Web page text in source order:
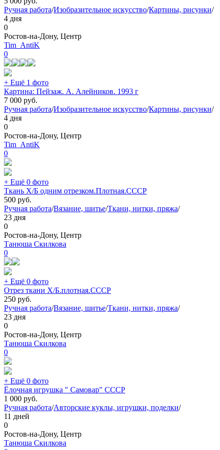
Ручная работа/Изобразительное искусство/Картины, рисунки/
4 дня
0
Ростов-на-Дону, Центр
Tim_AntiK
0
+ Ещё 1 фото
Картина: Пейзаж. А. Алейников. 1993 г
7 000 руб.
Ручная работа/Изобразительное искусство/Картины, рисунки/
4 дня
0
Ростов-на-Дону, Центр
Tim_AntiK
0
+ Ещё 0 фото
Ткань Х/Б одним отрезком.Плотная.СССР
500 руб.
Ручная работа/Вязание, шитье/Ткани, нитки, пряжа/
23 дня
0
Ростов-на-Дону, Центр
Танюша Скилкова
0
+ Ещё 0 фото
Отрез ткани Х/Б.плотная.СССР
250 руб.
Ручная работа/Вязание, шитье/Ткани, нитки, пряжа/
23 дня
0
Ростов-на-Дону, Центр
Танюша Скилкова
0
+ Ещё 0 фото
Ёлочная игрушка " Самовар" СССР
1 000 руб.
Ручная работа/Авторские куклы, игрушки, поделки/
11 дней
0
Ростов-на-Дону, Центр
Танюша Скилкова